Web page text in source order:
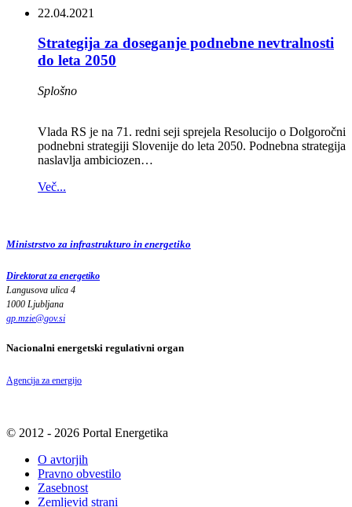
22.04.2021
Strategija za doseganje podnebne nevtralnosti
do leta 2050
Splošno
Vlada RS je na 71. redni seji sprejela Resolucijo o Dolgoročni
podnebni strategiji Slovenije do leta 2050. Podnebna strategija
naslavlja ambiciozen…
Več...
Ministrstvo za infrastrukturo in energetiko
Direktorat za energetiko
Langusova ulica 4
1000 Ljubljana
gp.mzie@gov.si
Nacionalni energetski regulativni organ
Agencija za energijo
© 2012 - 2026 Portal Energetika
O avtorjih
Pravno obvestilo
Zasebnost
Zemljevid strani